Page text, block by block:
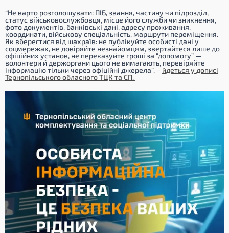
“Не варто розголошувати: ПІБ, звання, частину чи підрозділ,
статус військовослужбовця, місце його служби чи зникнення,
фото документів, банківські дані, адресу проживання,
координати, військову спеціальність, маршрути переміщення.
Як вберегтися від шахраїв: не публікуйте особисті дані у
соцмережах, не довіряйте незнайомцям, звертайтеся лише до
офіційних установ, не переказуйте гроші за “допомогу” —
волонтери й держоргани цього не вимагають, перевіряйте
інформацію тільки через офіційні джерела”, – йдеться у дописі
Тернопільського обласного ТЦК та СП.